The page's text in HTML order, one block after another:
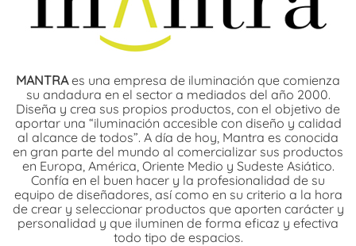
MANTRAes una empresa de iluminación que comienza
su andadura en el sector a mediados del año 2000.
Diseña y crea sus propios productos, con el objetivo de
aportar una “iluminación accesible con diseño y calidad
al alcance de todos”. A día de hoy, Mantra es conocida
en gran parte del mundo al comercializar sus productos
en Europa, América, Oriente Medio y Sudeste Asiático.
Confía en el buen hacer y la profesionalidad de su
equipo de diseñadores, así como en su criterio a la hora
de crear y seleccionar productos que aporten carácter y
personalidad y que iluminen de forma eficaz y efectiva
todo tipo de espacios.